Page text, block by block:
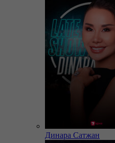
Динара Сатжан